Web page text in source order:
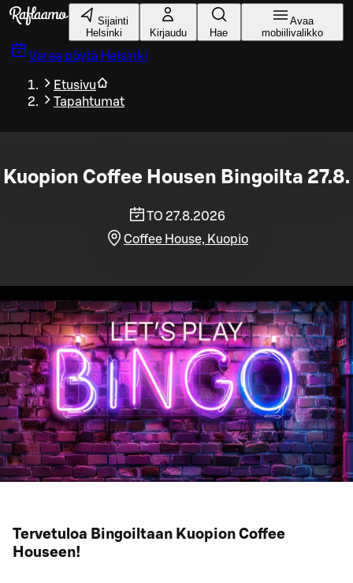
Siirry pääsisältöön
Sijainti
Helsinki
Kirjaudu Hae
Avaa
mobiilivalikko
Varaa pöytä Helsinki
Etusivu
Tapahtumat
Kuopion Coffee Housen Bingoilta 27.8.
TO 27.8.2026
Coffee House, Kuopio
Tervetuloa Bingoiltaan Kuopion Coffee
Houseen!